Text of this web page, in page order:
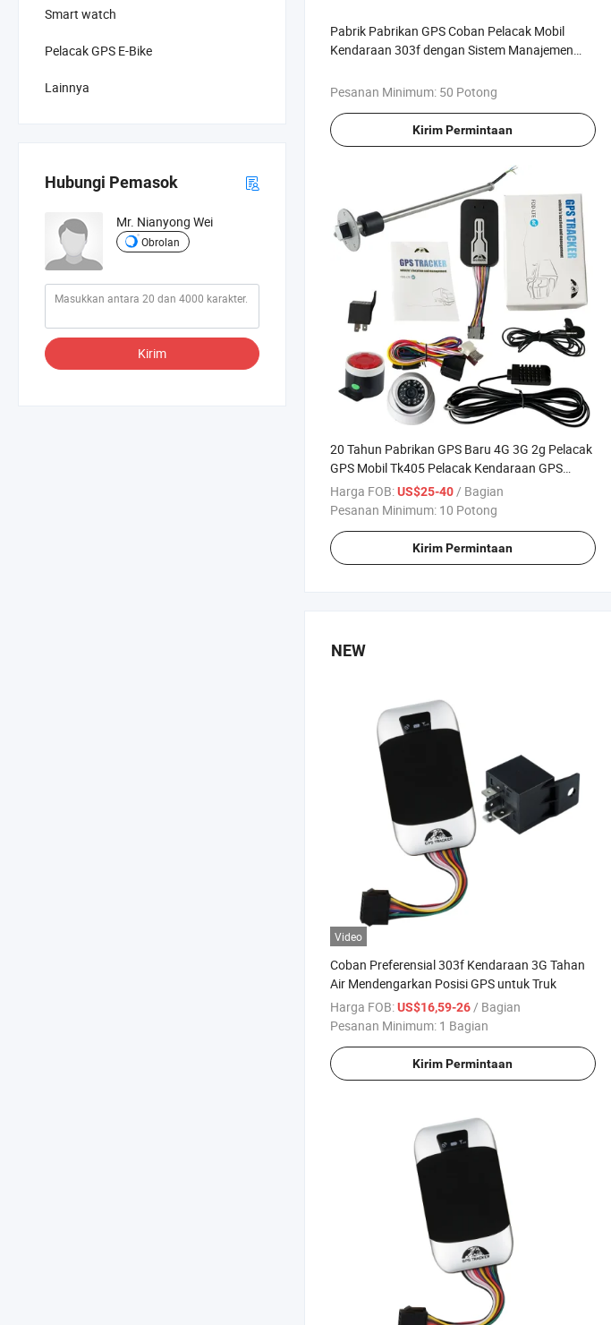
Pabrik Pabrikan GPS Coban Pelacak Mobil
Kendaraan 303f dengan Sistem Manajemen
Pesanan Minimum: 50 Potong
Kirim Permintaan
20 Tahun Pabrikan GPS Baru 4G 3G 2g Pelacak
GPS Mobil Tk405 Pelacak Kendaraan GPS
Alarm Pintu Mobil Mendukung Kamera
Harga FOB:US$25-40/ Bagian
Pesanan Minimum: 10 Potong
Kirim Permintaan
NEW
Video
Coban Preferensial 303f Kendaraan 3G Tahan
Air Mendengarkan Posisi GPS untuk Truk
Harga FOB:US$16,59-26 / Bagian
Pesanan Minimum: 1 Bagian
Kirim Permintaan
Smart watch
Pelacak GPS E-Bike
Lainnya
Hubungi Pemasok
Mr. Nianyong Wei
Obrolan
Kirim